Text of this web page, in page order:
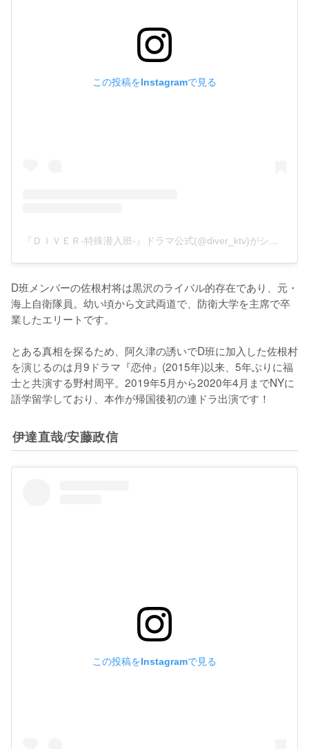
この投稿をInstagramで見る
『ＤＩＶＥＲ-特殊潜入班-』ドラマ公式(@diver_ktv)がシェアした投稿
D班メンバーの佐根村将は黒沢のライバル的存在であり、元・
海上自衛隊員。幼い頃から文武両道で、防衛大学を主席で卒
業したエリートです。
とある真相を探るため、阿久津の誘いでD班に加入した佐根村
を演じるのは月9ドラマ『恋仲』(2015年)以来、5年ぶりに福
士と共演する野村周平。2019年5月から2020年4月までNYに
語学留学しており、本作が帰国後初の連ドラ出演です！
伊達直哉/安藤政信
この投稿をInstagramで見る